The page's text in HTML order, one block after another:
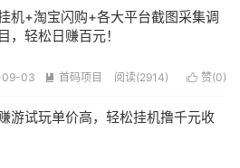
机+淘宝闪购+各大平台截图采集调
，轻松日赚百元！
 赞(0)
09-03  首码项目 阅读(2914)
游试玩单价高，轻松挂机撸千元收